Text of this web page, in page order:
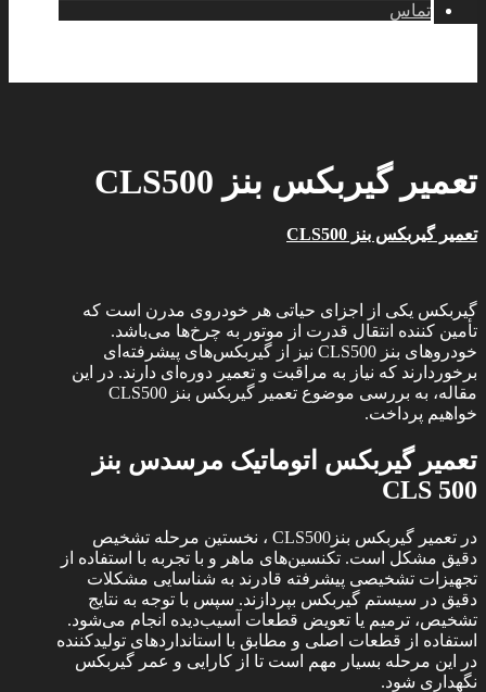
تماس
تعمیر گیربکس بنز CLS500
تعمیر گیربکس بنز CLS500
گیربکس یکی از اجزای حیاتی هر خودروی مدرن است که
تأمین کننده انتقال قدرت از موتور به چرخ‌ها می‌باشد.
خودروهای بنز CLS500 نیز از گیربکس‌های پیشرفته‌ای
برخوردارند که نیاز به مراقبت و تعمیر دوره‌ای دارند. در این
مقاله، به بررسی موضوع تعمیر گیربکس بنز CLS500
خواهیم پرداخت.
تعمیر گیربکس اتوماتیک مرسدس بنز
CLS 500
در تعمیر گیربکس بنزCLS500 ، نخستین مرحله تشخیص
دقیق مشکل است. تکنسین‌های ماهر و با تجربه با استفاده از
تجهیزات تشخیصی پیشرفته قادرند به شناسایی مشکلات
دقیق در سیستم گیربکس بپردازند. سپس با توجه به نتایج
تشخیص، ترمیم یا تعویض قطعات آسیب‌دیده انجام می‌شود.
استفاده از قطعات اصلی و مطابق با استانداردهای تولیدکننده
در این مرحله بسیار مهم است تا از کارایی و عمر گیربکس
نگهداری شود.